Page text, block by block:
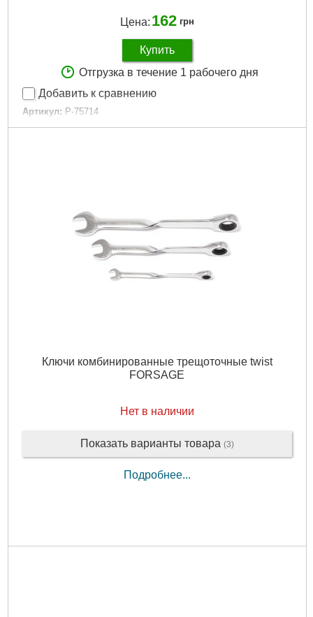
Цена: 162 грн
Купить
Отгрузка в течение 1 рабочего дня
Добавить к сравнению
Артикул: P-75714
Код товара: 28.93.76
Ключи комбинированные трещоточные twist
FORSAGE
Нет в наличии
Показать варианты товара (3)
Подробнее...